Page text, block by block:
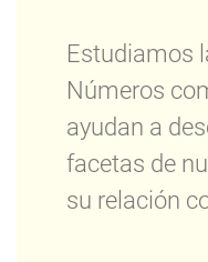
Estudiamos
Números
ayudan a
facetas de
su relación